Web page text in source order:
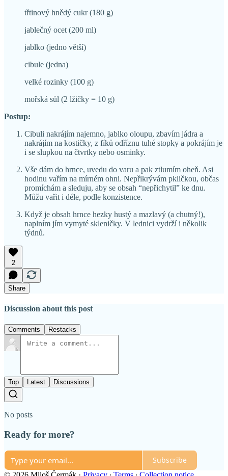
třtinový hnědý cukr (180 g)
jablečný ocet (200 ml)
jablko (jedno větší)
cibule (jedna)
velké rozinky (100 g)
mořská sůl (2 lžičky = 10 g)
Postup:
Cibuli nakrájím najemno, jablko oloupu, zbavím jádra a
nakrájím na kostičky, z fíků odříznu tuhé stopky a pokrájím je
i se slupkou na čtvrtky nebo osminky.
Vše dám do hrnce, uvedu do varu a pak ztlumím oheň. Asi
hodinu vařím na mírném ohni. Nepřikrývám pkličkou, občas
promíchám a sleduju, aby se obsah “nepřichytil” ke dnu.
Můžu vařit i déle, podle konzistence.
Když je obsah hrnce hezky hustý a mazlavý (a chutný!),
naplním jím vymyté skleničky. V lednici vydrží i několik
týdnů.
2
Share
Discussion about this post
Comments Restacks
Top Latest Discussions
No posts
Ready for more?
Subscribe